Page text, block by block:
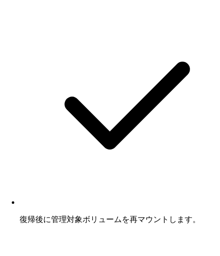
復帰後に管理対象ボリュームを再マウントします。